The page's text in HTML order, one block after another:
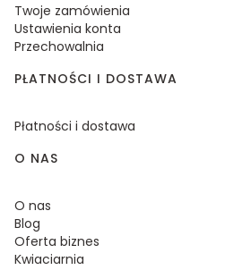
Twoje zamówienia
Ustawienia konta
Przechowalnia
PŁATNOŚCI I DOSTAWA
Płatności i dostawa
O NAS
O nas
Blog
Oferta biznes
Kwiaciarnia